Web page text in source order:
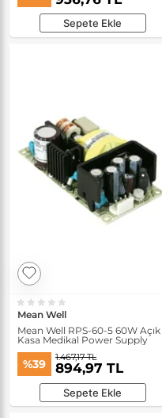
Sepete Ekle
Mean Well
Mean Well RPS-60-5 60W Açık
Kasa Medikal Power Supply
%39 1.467,17 TL
894,97 TL
Sepete Ekle